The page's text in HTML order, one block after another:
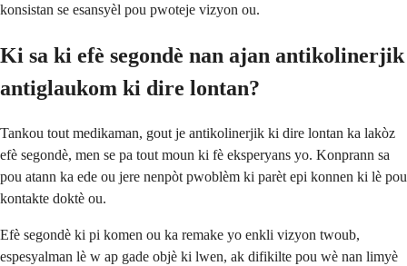
konsistan se esansyèl pou pwoteje vizyon ou.
Ki sa ki efè segondè nan ajan antikolinerjik
antiglaukom ki dire lontan?
Tankou tout medikaman, gout je antikolinerjik ki dire lontan ka lakòz
efè segondè, men se pa tout moun ki fè eksperyans yo. Konprann sa
pou atann ka ede ou jere nenpòt pwoblèm ki parèt epi konnen ki lè pou
kontakte doktè ou.
Efè segondè ki pi komen ou ka remake yo enkli vizyon twoub,
espesyalman lè w ap gade objè ki lwen, ak difikilte pou wè nan limyè